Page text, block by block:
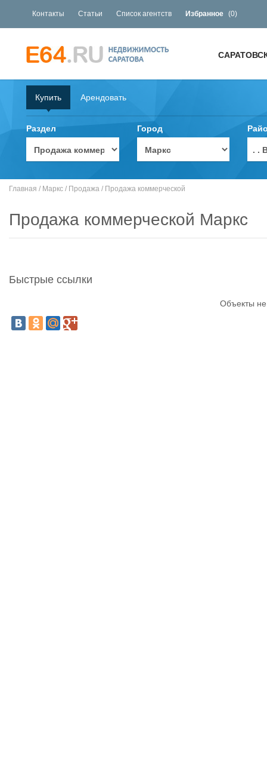
Контакты Статьи Список агентств Избранное (0)
Купить Арендовать
Раздел Город
. .
Главная / Маркс / Продажа / Продажа коммерческой
Продажа коммерческой Маркс
Быстрые ссылки
Объекты